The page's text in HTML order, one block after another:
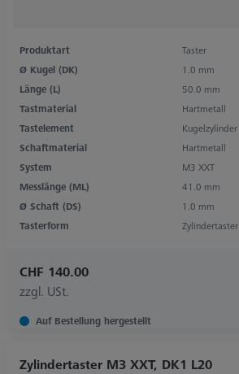
Produktart
Taster
Ø Kugel (DK)
1.0 mm
Länge (L)
50.0 mm
Tastmaterial
Hartmetall
Tastelement
Kugelzylinder
Schaftmaterial
Hartmetall
System
M3 XXT
Messlänge (ML)
41.0 mm
Ø Schaft (DS)
1.0 mm
Tasterform
Zylindertaster
CHF 140.00
zzgl. USt.
Auf Bestellung hergestellt
Zylindertaster M3 XXT, DK1 L20